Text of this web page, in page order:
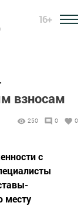
16+
взносам
250 0 0
с
месту